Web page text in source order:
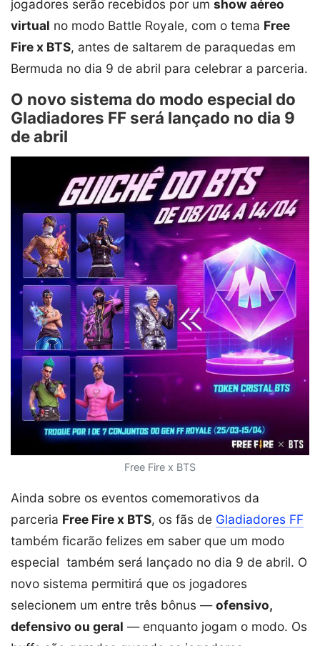
jogadores serão recebidos por um show aéreo
virtual no modo Battle Royale, com o tema Free
Fire x BTS, antes de saltarem de paraquedas em
Bermuda no dia 9 de abril para celebrar a parceria.
O novo sistema do modo especial do
Gladiadores FF será lançado no dia 9
de abril
Free Fire x BTS
Ainda sobre os eventos comemorativos da
parceria Free Fire x BTS, os fãs de Gladiadores FF
também ficarão felizes em saber que um modo
especial também será lançado no dia 9 de abril. O
novo sistema permitirá que os jogadores
selecionem um entre três bônus —ofensivo,
defensivo ou geral — enquanto jogam o modo. Os